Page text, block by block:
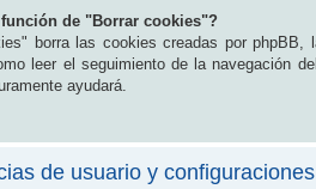
de "Borrar cookies"?
borra las cookies creadas por
leer el seguimiento de la navegación
ayudará.
de usuario y configuraciones